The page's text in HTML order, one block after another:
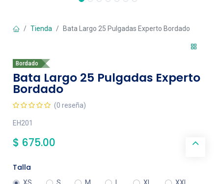
Tienda Bata Largo 25 Pulgadas Experto Bordado
Bordado
Bata Largo 25 Pulgadas Experto
Bordado
(0 reseña)
EH201
$ 675.00
Talla